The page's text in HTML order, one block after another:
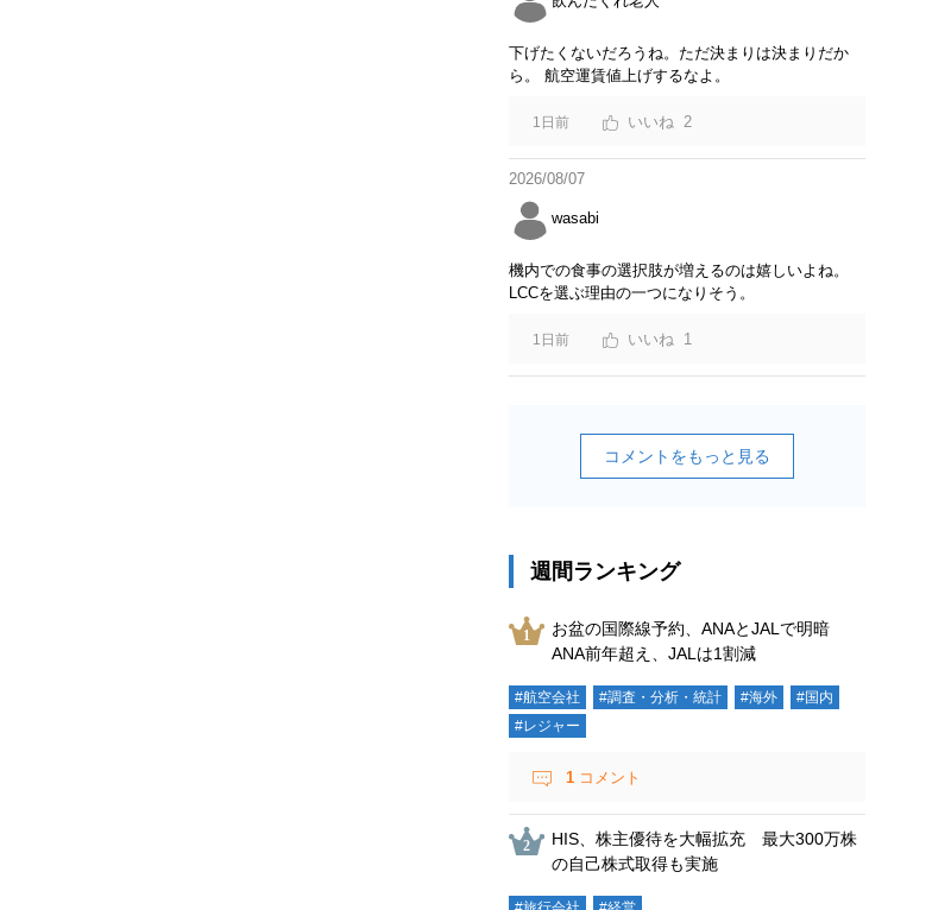
下げたくないだろうね。ただ決まりは決まりだか
ら。 航空運賃値上げするなよ。
1日前 2
2026/08/07
wasabi
機内での食事の選択肢が増えるのは嬉しいよね。
LCCを選ぶ理由の一つになりそう。
1日前 1
コメントをもっと見る
週間ランキング
お盆の国際線予約、ANAとJALで明暗
ANA前年超え、JALは1割減
#航空会社 #調査・分析・統計 #海外
#国内
#レジャー
1 コメント
HIS、株主優待を大幅拡充 最大300万株
の自己株式取得も実施